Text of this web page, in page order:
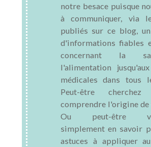
notre besace puisque
à communiquer, via
publiés sur ce blog,
d'informations fiables
concernant la
l'alimentation
médicales dans tous
Peut-être
comprendre l'origine de
Ou peut-être
simplement en savoir
astuces à appliquer